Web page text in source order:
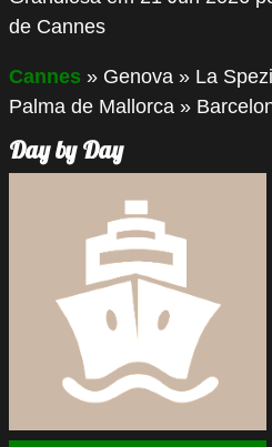
de Cannes
Cannes » Genova » La
Palma de Mallorca »
Day by Day